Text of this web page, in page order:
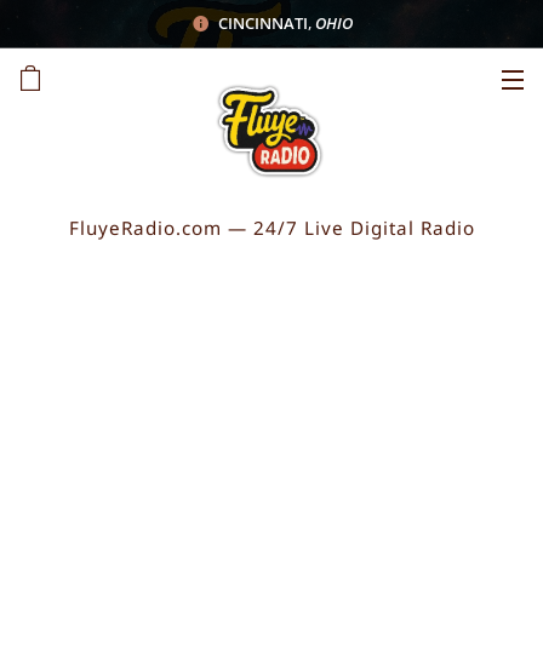
CINCINNATI,OHIO
FluyeRadio.com — 24/7 Live Digital Radio